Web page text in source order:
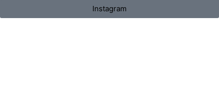
Instagram